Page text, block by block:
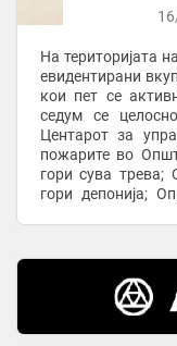
На територијата
евидентирани
кои пет се
седум се
Центарот за
пожарите во
гори сува
гори депонија;